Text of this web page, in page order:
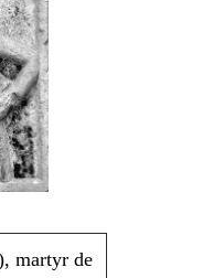
martyr de